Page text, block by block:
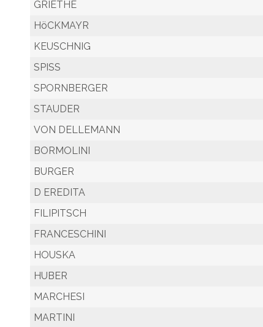
GRIETHE
HöCKMAYR
KEUSCHNIG
SPISS
SPORNBERGER
STAUDER
VON DELLEMANN
BORMOLINI
BURGER
D EREDITA
FILIPITSCH
FRANCESCHINI
HOUSKA
HUBER
MARCHESI
MARTINI